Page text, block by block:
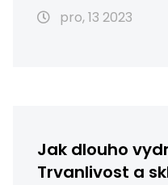
pro, 13 2023
Jak dlouho
Trvanlivost a